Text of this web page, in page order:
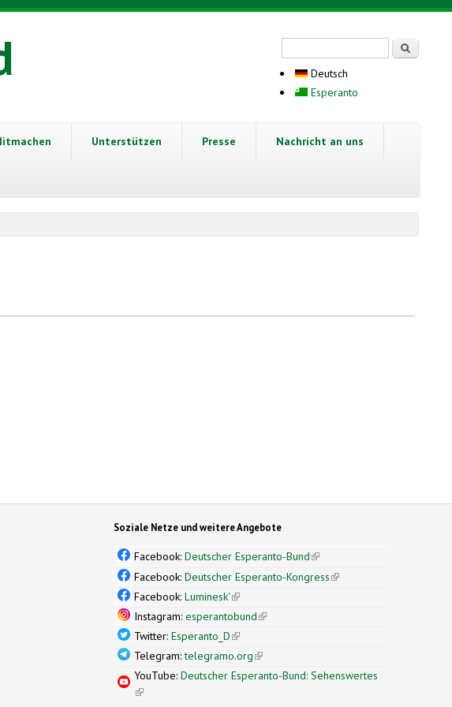
Deutsch
Esperanto
Unterstützen Presse Nachricht an uns
Soziale Netze und weitere Angebote
Facebook:Deutscher Esperanto-Bund(link is external)
Facebook:Deutscher Esperanto-Kongress(link is external)
Facebook:Luminesk'(link is external)
Instagram:esperantobund(link is external)
Twitter:Esperanto_D(link is external)
Telegram:telegramo.org(link is external)
YouTube:Deutscher Esperanto-Bund: Sehenswertes
(link is external)